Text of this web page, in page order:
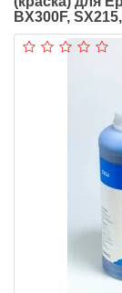
BX300F,